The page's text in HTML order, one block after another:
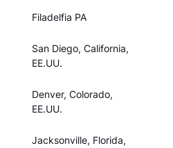
Filadelfia PA
San Diego, California,
EE.UU.
Denver, Colorado,
EE.UU.
Jacksonville, Florida,